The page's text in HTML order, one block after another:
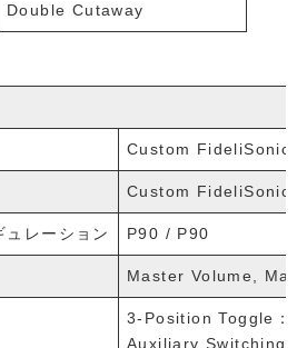
Double Cutaway
Custom FideliSonic
Custom FideliSonic
ュレーション P90 / P90
Master Volume,
3-Position Toggle
Auxiliary Switching